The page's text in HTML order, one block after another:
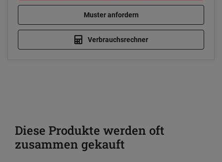
Muster anfordern
Verbrauchsrechner
Diese Produkte werden oft
zusammen gekauft